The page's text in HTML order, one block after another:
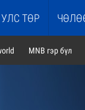
УЛС ТӨР
MNB гэр бүл